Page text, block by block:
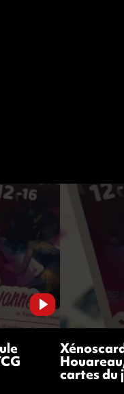
cartes du